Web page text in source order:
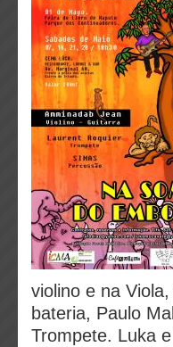
violino e na
bateria, Paulo
Trompete. Luka